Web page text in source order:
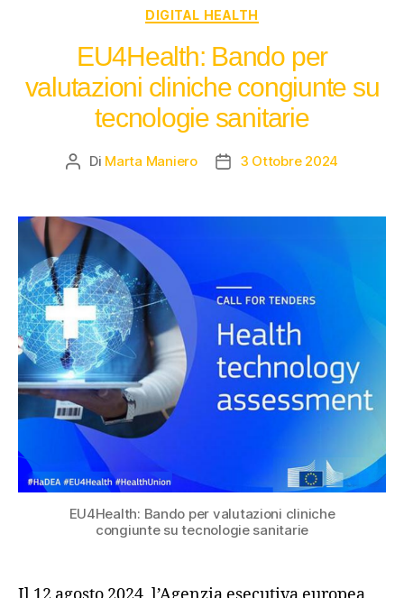
DIGITAL HEALTH
EU4Health: Bando per
valutazioni cliniche congiunte su
tecnologie sanitarie
Di Marta Maniero 3 Ottobre 2024
EU4Health: Bando per valutazioni cliniche
congiunte su tecnologie sanitarie